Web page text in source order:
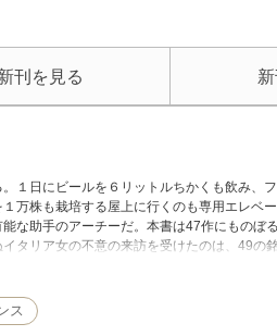
刊を見る
１日にビールを６リットルちかくも飲み、
万株も栽培する屋上に行くのも専用エレベ
な助手のアーチーだ。本書は47作にものぼ
タリア女の不意の来訪を受けたのは、49の
ス